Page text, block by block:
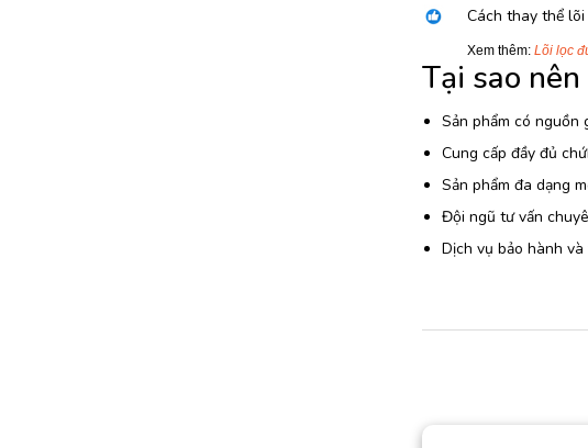
Cách thay thể
Xem thêm: Lõi lọc
Tại sao
Sản phẩm có nguồn
Cung cấp đầy đủ
Sản phẩm đa dạng
Đội ngũ tư vấn
Dịch vụ bảo hành